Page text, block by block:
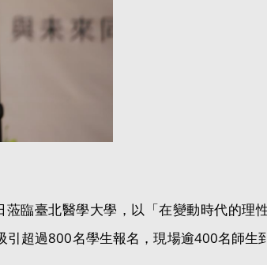
臨臺北醫學大學，以「在變動時代的理
超過800名學生報名，現場逾400名師生